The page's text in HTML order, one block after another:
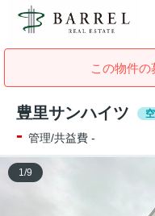
この物件の
豊里サンハイツ
- 管理/共益費 -
1/9